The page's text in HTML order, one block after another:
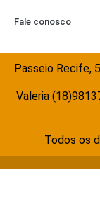
Fale conosco
Passeio Recife,
Valeria
Todos os